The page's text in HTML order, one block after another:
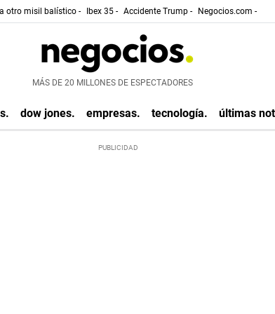
otro misil balístico - Ibex 35 - Accidente Trump - Negocios.com -
MÁS DE 20 MILLONES DE ESPECTADORES
dow jones. empresas. tecnología. últimas